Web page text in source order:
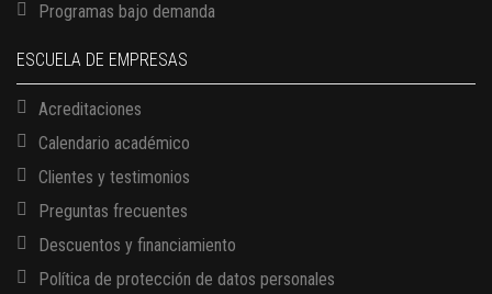
Programas bajo demanda
ESCUELA DE EMPRESAS
Acreditaciones
Calendario académico
Clientes y testimonios
Preguntas frecuentes
Descuentos y financiamiento
Política de protección de datos personales